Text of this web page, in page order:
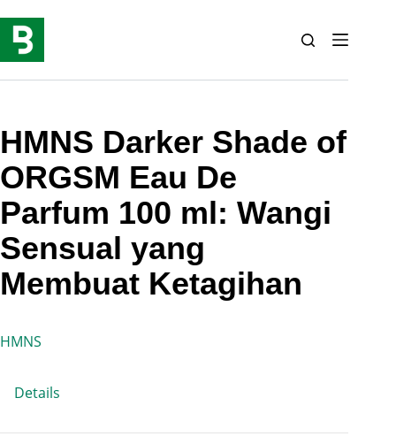
content
HMNS Darker Shade of
ORGSM Eau De
Parfum 100 ml: Wangi
Sensual yang
Membuat Ketagihan
HMNS
Details